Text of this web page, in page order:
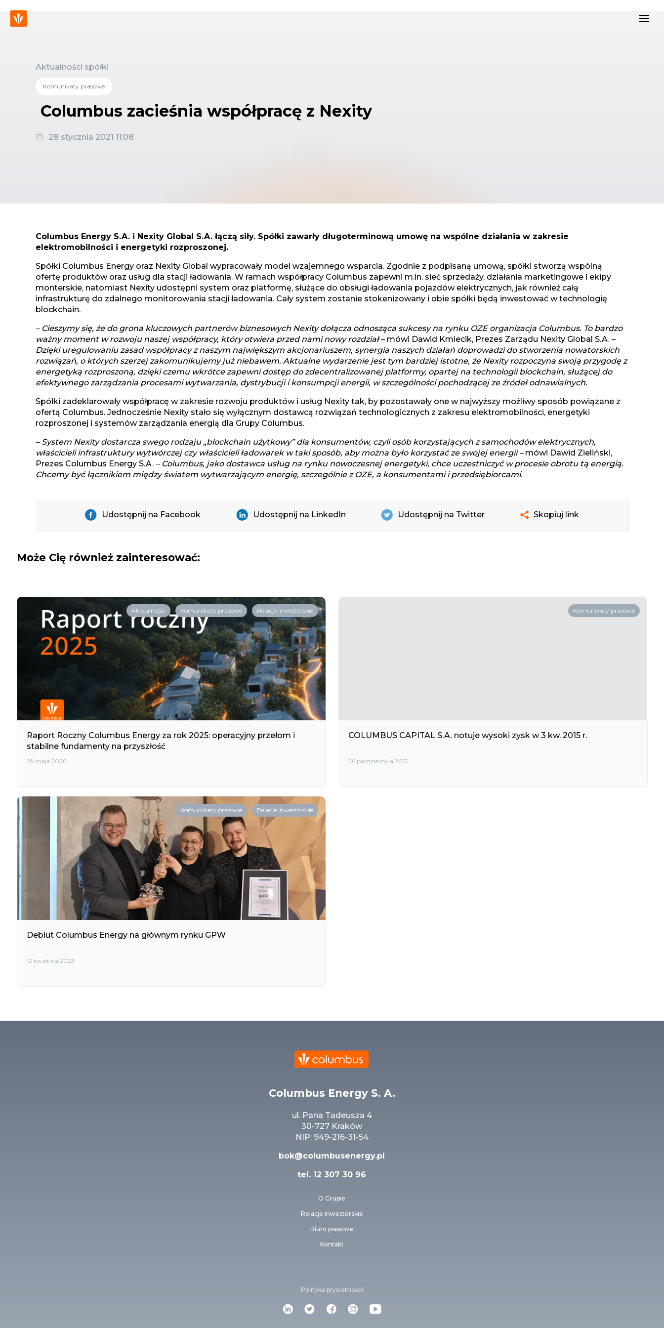
Aktualności spółki
Komunikaty prasowe
Columbus zacieśnia współpracę z Nexity
28 stycznia 2021 11:08
Columbus Energy S.A. i Nexity Global S.A. łączą siły. Spółki zawarły długoterminową umowę na wspólne działania w zakresie
elektromobilności i energetyki rozproszonej.
Spółki Columbus Energy oraz Nexity Global wypracowały model wzajemnego wsparcia. Zgodnie z podpisaną umową, spółki stworzą wspólną
ofertę produktów oraz usług dla stacji ładowania. W ramach współpracy Columbus zapewni m.in. sieć sprzedaży, działania marketingowe i ekipy
monterskie, natomiast Nexity udostępni system oraz platformę, służące do obsługi ładowania pojazdów elektrycznych, jak również całą
infrastrukturę do zdalnego monitorowania stacji ładowania. Cały system zostanie stokenizowany i obie spółki będą inwestować w technologię
blockchain.
– Cieszymy się, że do grona kluczowych partnerów biznesowych Nexity dołącza odnosząca sukcesy na rynku OZE organizacja Columbus. To bardzo
ważny moment w rozwoju naszej współpracy, który otwiera przed nami nowy rozdział– mówi Dawid Kmiecik, Prezes Zarządu Nexity Global S.A. –
Dzięki uregulowaniu zasad współpracy z naszym największym akcjonariuszem, synergia naszych działań doprowadzi do stworzenia nowatorskich
rozwiązań, o których szerzej zakomunikujemy już niebawem. Aktualne wydarzenie jest tym bardziej istotne, że Nexity rozpoczyna swoją przygodę z
energetyką rozproszoną, dzięki czemu wkrótce zapewni dostęp do zdecentralizowanej platformy, opartej na technologii blockchain, służącej do
efektywnego zarządzania procesami wytwarzania, dystrybucji i konsumpcji energii, w szczególności pochodzącej ze źródeł odnawialnych.
Spółki zadeklarowały współpracę w zakresie rozwoju produktów i usług Nexity tak, by pozostawały one w najwyższy możliwy sposób powiązane z
ofertą Columbus. Jednocześnie Nexity stało się wyłącznym dostawcą rozwiązań technologicznych z zakresu elektromobilności, energetyki
rozproszonej i systemów zarządzania energią dla Grupy Columbus.
– System Nexity dostarcza swego rodzaju „blockchain użytkowy” dla konsumentów, czyli osób korzystających z samochodów elektrycznych,
właścicieli infrastruktury wytwórczej czy właścicieli ładowarek w taki sposób, aby można było korzystać ze swojej energii –mówi Dawid Zieliński,
Prezes Columbus Energy S.A. – Columbus, jako dostawca usług na rynku nowoczesnej energetyki, chce uczestniczyć w procesie obrotu tą energią.
Chcemy być łącznikiem między światem wytwarzającym energię, szczególnie z OZE, a konsumentami i przedsiębiorcami.
Udostępnij na Facebook Udostępnij na LinkedIn Udostępnij na Twitter Skopiuj link
Może Cię również zainteresować:
Aktualności Komunikaty prasowe Relacje inwestorskie
Raport Roczny Columbus Energy za rok 2025: operacyjny przełom i
stabilne fundamenty na przyszłość
29 maja 2026
Komunikaty prasowe
COLUMBUS CAPITAL S.A. notuje wysoki zysk w 3 kw. 2015 r.
26 października 2015
Komunikaty prasowe Relacje inwestorskie
Debiut Columbus Energy na głównym rynku GPW
12 kwietnia 2023
Columbus Energy S. A.
ul. Pana Tadeusza 4
30-727 Kraków
NIP: 949-216-31-54
bok@columbusenergy.pl
tel. 12 307 30 96
O Grupie
Relacje inwestorskie
Biuro prasowe
Kontakt
Polityka prywatności